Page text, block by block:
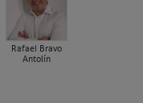
Rafael Bravo
Antolín